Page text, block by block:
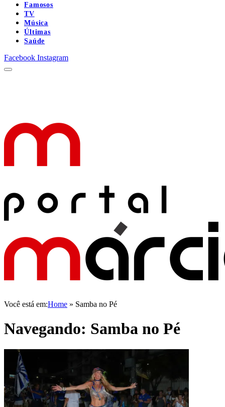
Famosos
TV
Música
Últimas
Saúde
Facebook Instagram
Você está em:Home » Samba no Pé
Navegando: Samba no Pé